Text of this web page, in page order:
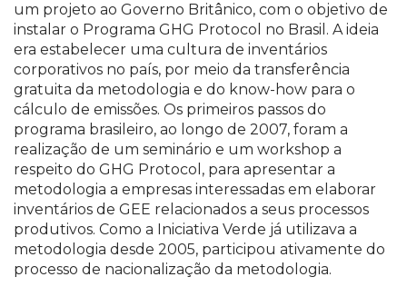
um projeto ao Governo Britânico, com o objetivo de
instalar o Programa GHG Protocol no Brasil. A ideia
era estabelecer uma cultura de inventários
corporativos no país, por meio da transferência
gratuita da metodologia e do know-how para o
cálculo de emissões. Os primeiros passos do
programa brasileiro, ao longo de 2007, foram a
realização de um seminário e um workshop a
respeito do GHG Protocol, para apresentar a
metodologia a empresas interessadas em elaborar
inventários de GEE relacionados a seus processos
produtivos. Como a Iniciativa Verde já utilizava a
metodologia desde 2005, participou ativamente do
processo de nacionalização da metodologia.